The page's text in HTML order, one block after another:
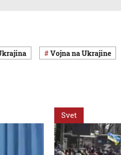
Ukrajina vojna na Ukrajine
Svet